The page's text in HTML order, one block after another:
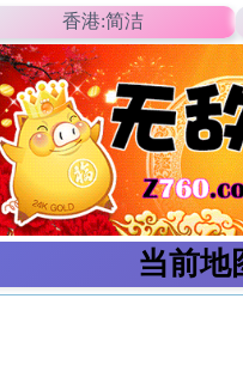
香港:简洁
当前地